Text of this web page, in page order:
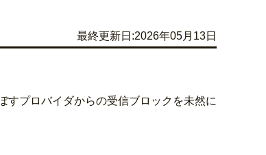
最終更新日:2026年05月13日
すプロバイダからの受信ブロックを未然に